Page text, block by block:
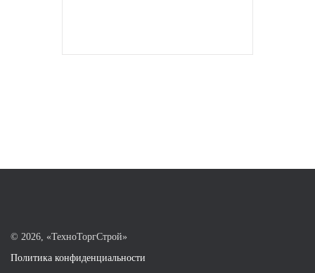
© 2026, «ТехноТоргСтрой»
Политика конфиденциальности